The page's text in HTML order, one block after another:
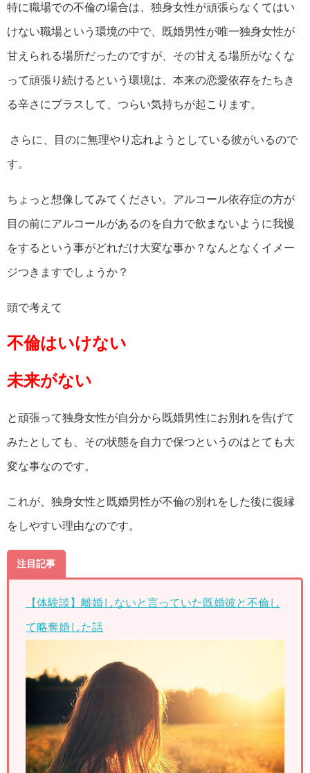
特に職場での不倫の場合は、独身女性が頑張らなくてはい
けない職場という環境の中で、既婚男性が唯一独身女性が
甘えられる場所だったのですが、その甘える場所がなくな
って頑張り続けるという環境は、本来の恋愛依存をたちき
る辛さにプラスして、つらい気持ちが起こります。
さらに、目のに無理やり忘れようとしている彼がいるので
す。
ちょっと想像してみてください。アルコール依存症の方が
目の前にアルコールがあるのを自力で飲まないように我慢
をするという事がどれだけ大変な事か？なんとなくイメー
ジつきますでしょうか？
頭で考えて
不倫はいけない
未来がない
と頑張って独身女性が自分から既婚男性にお別れを告げて
みたとしても、その状態を自力で保つというのはとても大
変な事なのです。
これが、独身女性と既婚男性が不倫の別れをした後に復縁
をしやすい理由なのです。
注目記事
【体験談】離婚しないと言っていた既婚彼と不倫し
て略奪婚した話